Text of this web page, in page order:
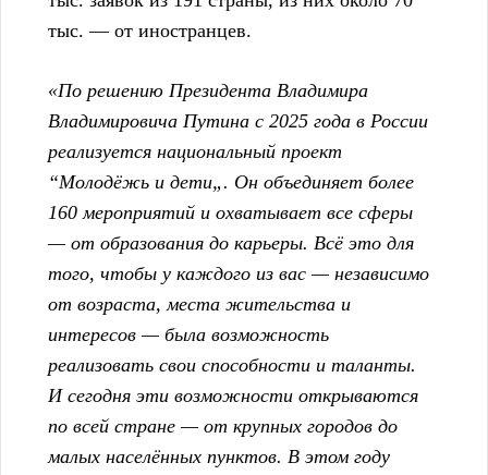
тыс. — от иностранцев.
«По решению Президента Владимира
Владимировича Путина с 2025 года в России
реализуется национальный проект
“Молодёжь и дети„. Он объединяет более
160 мероприятий и охватывает все сферы
— от образования до карьеры. Всё это для
того, чтобы у каждого из вас — независимо
от возраста, места жительства и
интересов — была возможность
реализовать свои способности и таланты.
И сегодня эти возможности открываются
по всей стране — от крупных городов до
малых населённых пунктов. В этом году